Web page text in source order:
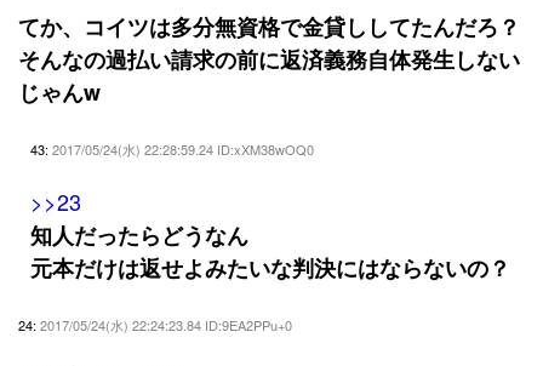
てか、コイツは多分無資格で金貸ししてたんだろ？
そんなの過払い請求の前に返済義務自体発生しない
じゃんw
43: 2017/05/24(水) 22:28:59.24 ID:xXM38wOQ0
>>23
知人だったらどうなん
元本だけは返せよみたいな判決にはならないの？
24: 2017/05/24(水) 22:24:23.84 ID:9EA2PPu+0